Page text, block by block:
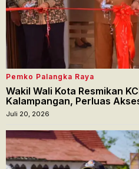
Pemko Palangka Raya
Wakil Wali Kota Resmikan
Kalampangan, Perluas
Juli 20, 2026